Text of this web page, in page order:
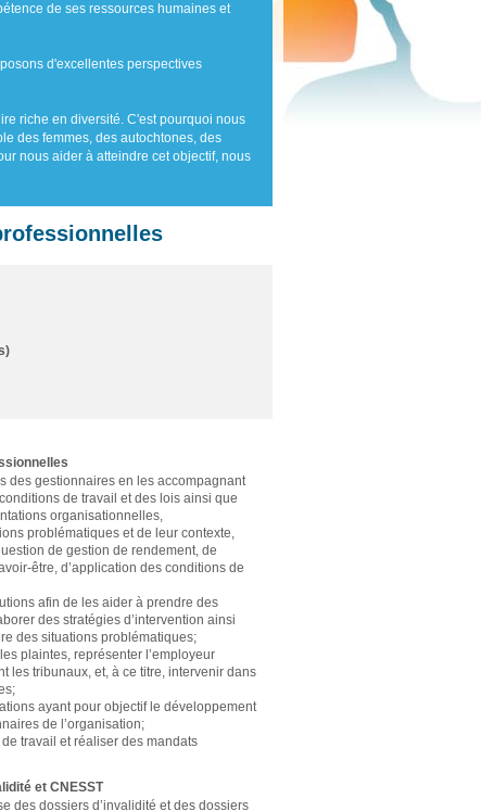
de ses ressources humaines et
d'excellentes perspectives
riche en diversité. C'est pourquoi nous
des femmes, des autochtones, des
nous aider à atteindre cet objectif, nous
des gestionnaires en les accompagnant
de travail et des lois ainsi que
organisationnelles,
problématiques et de leur contexte,
de gestion de rendement, de
être, d’application des conditions de
afin de les aider à prendre des
des stratégies d’intervention ainsi
des situations problématiques;
plaintes, représenter l’employeur
les tribunaux, et, à ce titre, intervenir dans
ayant pour objectif le développement
de l’organisation;
travail et réaliser des mandats
et CNESST
des dossiers d’invalidité et des dossiers